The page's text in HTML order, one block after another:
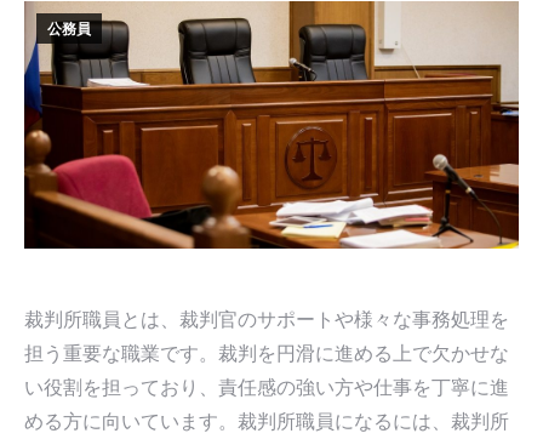
公務員
裁判所職員とは、裁判官のサポートや様々な事務処理を
担う重要な職業です。裁判を円滑に進める上で欠かせな
い役割を担っており、責任感の強い方や仕事を丁寧に進
める方に向いています。裁判所職員になるには、裁判所